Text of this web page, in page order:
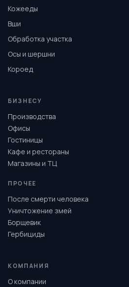
Кожееды
Вши
Обработка участка
Осы и шершни
Короед
БИЗНЕСУ
Производства
Офисы
Гостиницы
Кафе и рестораны
Магазины и ТЦ
ПРОЧЕЕ
После смерти человека
Уничтожение змей
Борщевик
Гербициды
КОМПАНИЯ
О компании